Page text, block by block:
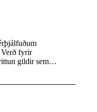
gildir sem
hjá okkur